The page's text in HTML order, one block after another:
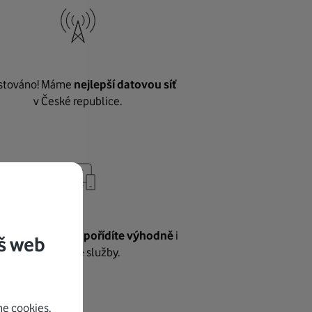
Máme nejlepší datovou síť
v České republice.
internetu pořídíte výhodněi
další naše služby.
web
cookies.